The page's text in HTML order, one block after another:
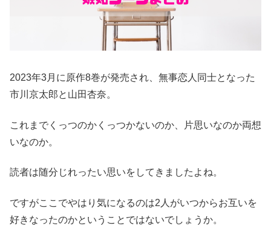
2023年3月に原作8巻が発売され、無事恋人同士となった
市川京太郎と山田杏奈。
これまでくっつのかくっつかないのか、片思いなのか両想
いなのか。
読者は随分じれったい思いをしてきましたよね。
ですがここでやはり気になるのは2人がいつからお互いを
好きなったのかということではないでしょうか。